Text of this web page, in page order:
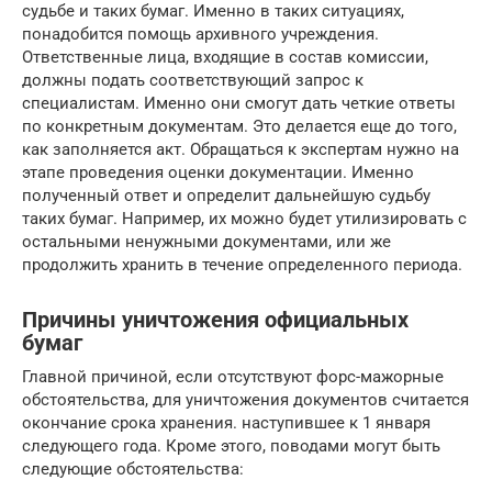
судьбе и таких бумаг. Именно в таких ситуациях,
понадобится помощь архивного учреждения.
Ответственные лица, входящие в состав комиссии,
должны подать соответствующий запрос к
специалистам. Именно они смогут дать четкие ответы
по конкретным документам. Это делается еще до того,
как заполняется акт. Обращаться к экспертам нужно на
этапе проведения оценки документации. Именно
полученный ответ и определит дальнейшую судьбу
таких бумаг. Например, их можно будет утилизировать с
остальными ненужными документами, или же
продолжить хранить в течение определенного периода.
Причины уничтожения официальных
бумаг
Главной причиной, если отсутствуют форс-мажорные
обстоятельства, для уничтожения документов считается
окончание срока хранения. наступившее к 1 января
следующего года. Кроме этого, поводами могут быть
следующие обстоятельства: